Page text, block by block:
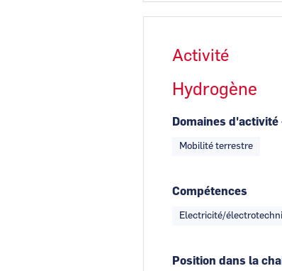
Activité
Hydrogène
Domaines d'activité
Mobilité terrestre
Compétences
Electricité/
Position dans la